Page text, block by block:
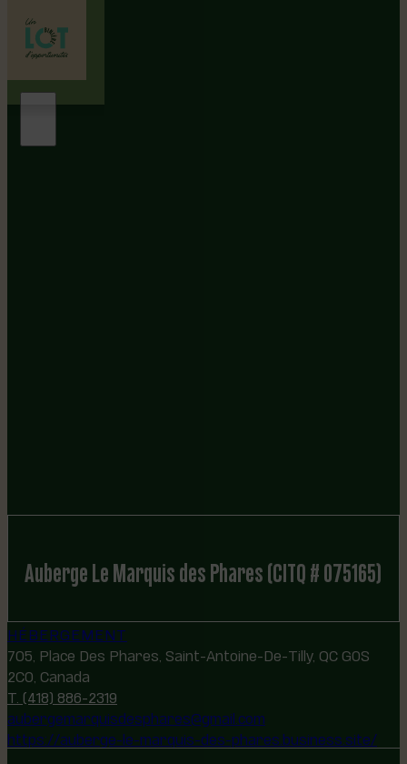
Auberge Le Marquis des Phares (CITQ # 075165)
HÉBERGEMENT
705, Place Des Phares, Saint-Antoine-De-Tilly, QC G0S
2C0, Canada
T. (418) 886-2319
aubergemarquisdesphares@gmail.com
https://auberge-le-marquis-des-phares.business.site/